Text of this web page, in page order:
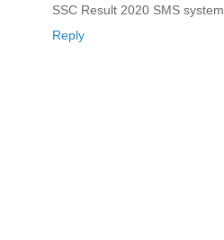
SSC Result 2020 SMS system,
Reply